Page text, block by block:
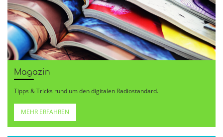
Magazin
Tipps & Tricks rund um den digitalen Radiostandard.
MEHR ERFAHREN